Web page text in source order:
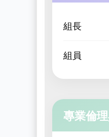
組長
組員
專業倫